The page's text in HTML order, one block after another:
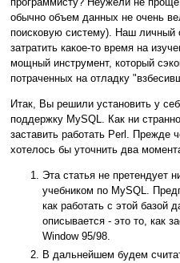
обычно объем данных не очень
поисковую систему). Наш личный
затратить какое-то время на
мощный инструмент, который
потраченных на отладку
Итак, Вы решили установить у
поддержку MySQL. Как ни
заставить работать Perl. Прежде
хотелось бы уточнить два
Эта статья не претендует
учебником по MySQL.
как работать с этой базой
описывается - это то, как
Window 95/98.
В дальнейшем будем